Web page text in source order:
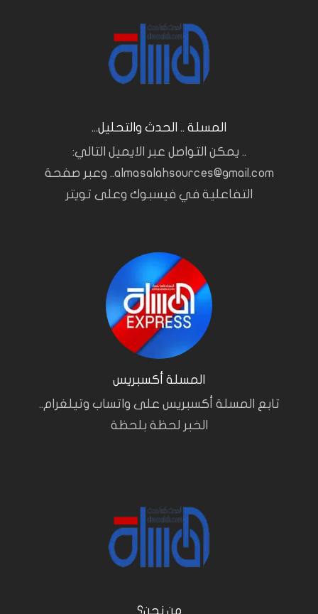
المسلة .. الحدث والتحليل...
.. يمكن التواصل عبر الايميل التالي:
almasalahsources@gmail.com.. وعبر صفحة
التفاعلية في فيسبوك وعلى تويتر
المسلة أكسبريس
تابع المسلة أكسبريس على واتساب وتيلغرام..
الخبر لحظة بلحظة
من نحن؟